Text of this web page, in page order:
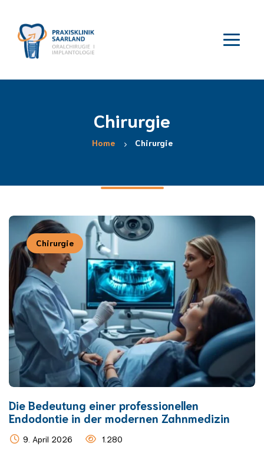
Chirurgie
Home Chirurgie
Chirurgie
Die Bedeutung einer professionellen
Endodontie in der modernen Zahnmedizin
9. April 2026 1.280